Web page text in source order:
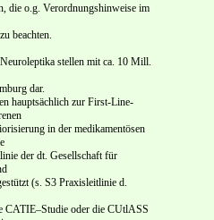
die o.g. Verordnungshinweise im
beachten.
stellen mit ca. 10 Mill.
dar.
hauptsächlich zur First-Line-
in der medikamentösen
der dt. Gesellschaft für
(s. S3 Praxisleitlinie d.
CATIE–Studie oder die CUtlASS